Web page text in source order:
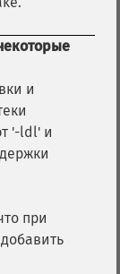
и
'-ldl' и
при